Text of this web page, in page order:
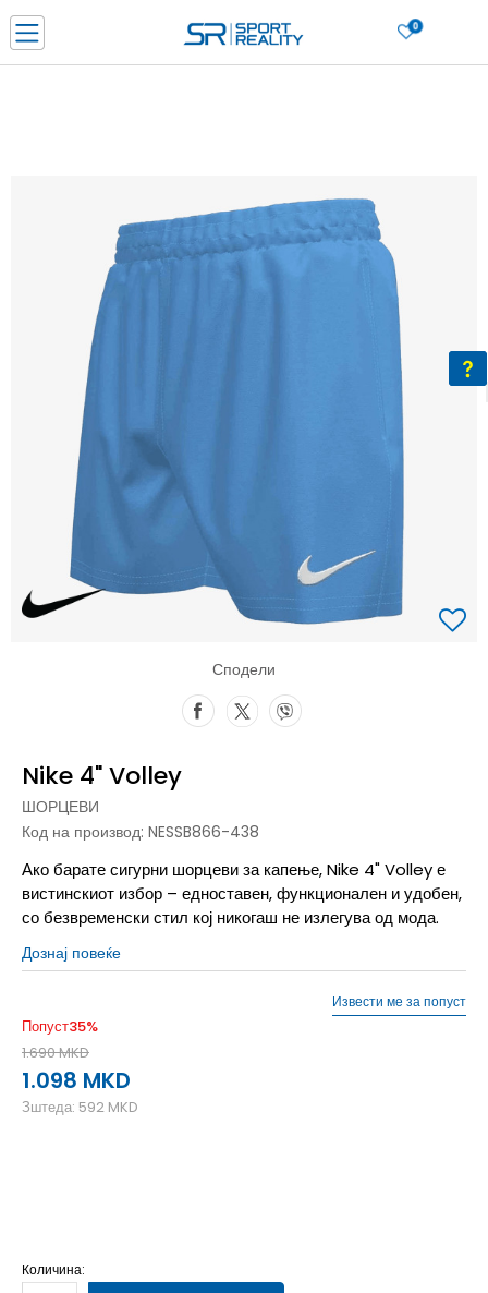
0
ДОЗНАЈ ПОВЕЌЕ
ДОЗНАЈ ПОВЕЌЕ
Сподели
Nike 4" Volley
ШОРЦЕВИ
Код на производ: NESSB866-438
Ако барате сигурни шорцеви за капење, Nike 4" Volley е
вистинскиот избор – едноставен, функционален и удобен,
со безвременски стил кој никогаш не излегува од мода.
Дознај повеќе
Попуст35%
1.690MKD
1.098 MKD
Зштеда: 592 MKD
Извести ме за попуст
Количина: